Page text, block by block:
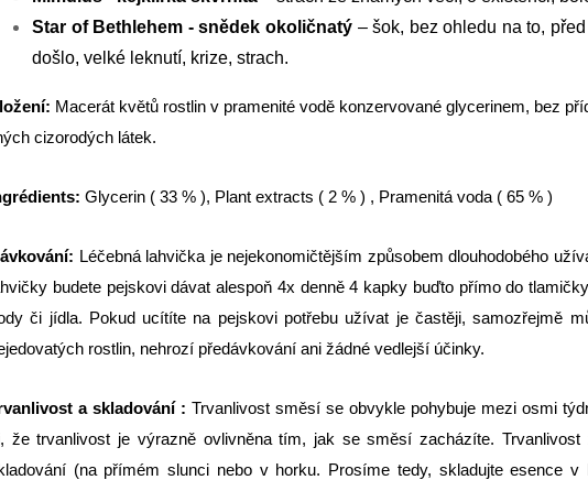
Star of Bethlehem - snědek okoličnatý– šok, bez ohledu na to,
došlo, velké leknutí, krize, strach.
Macerát květů rostlin v pramenité vodě konzervované glycerinem, bez
cizorodých látek.
Glycerin ( 33 % ), Plant extracts ( 2 % ) , Pramenitá voda ( 65 % )
Léčebná lahvička je nejekonomičtějším způsobem dlouhodobého
budete pejskovi dávat alespoň 4x denně 4 kapky buďto přímo do
či jídla. Pokud ucítíte na pejskovi potřebu užívat je častěji, samozřejmě
rostlin, nehrozí předávkování ani žádné vedlejší účinky.
a skladování : Trvanlivost směsí se obvykle pohybuje mezi osmi
že trvanlivost je výrazně ovlivněna tím, jak se směsí zacházíte. Trvanlivost
(na přímém slunci nebo v horku. Prosíme tedy, skladujte esence v